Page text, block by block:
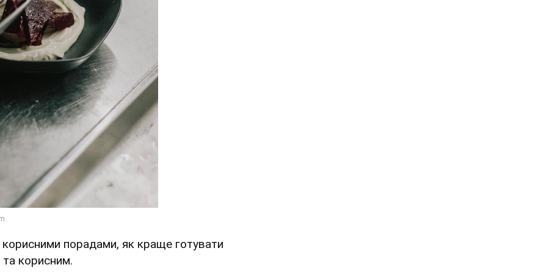
порадами, як краще готувати
корисним.